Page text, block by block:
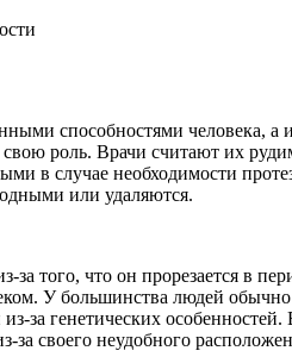
способностями человека,
роль. Врачи считают их
в случае необходимости
или удаляются.
за того, что он прорезается в
У большинства людей
за генетических
за своего неудобного